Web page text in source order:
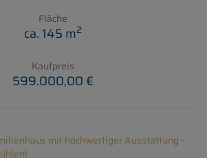
Fläche
ca. 145 m2
Kaufpreis
599.000,00 €